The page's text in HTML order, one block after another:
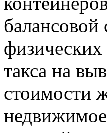
такса на
стоимости